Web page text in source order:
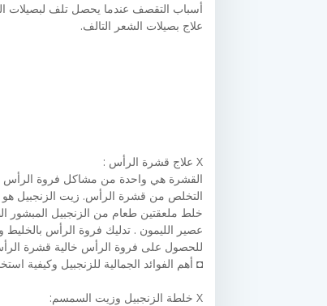
أسباب التقصف عندما يحصل تلف لبصيلات
علاج بصيلات الشعر التالف.
X علاج قشرة الرأس :
القشرة هي واحدة من مشاكل فروة الرأس
التخلص من قشرة الرأس. زيت الزنجبيل
للحصول على فروة الرأس خالية قشرة
◘ أهم الفوائد الجمالية للزنجبيل
X خلطة الزنجبيل وزيت السمسم: